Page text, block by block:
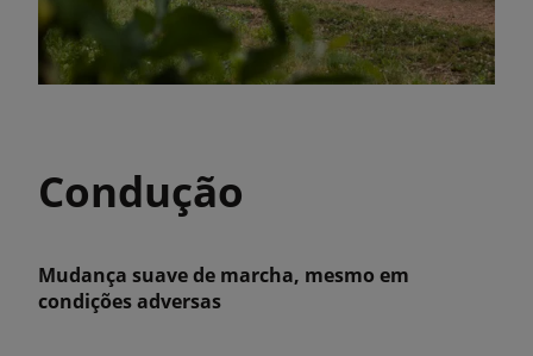
Condução
Mudança suave de marcha, mesmo em
condições adversas